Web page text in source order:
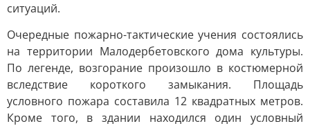
ситуаций.
Очередные пожарно-тактические учения состоялись
на территории Малодербетовского дома культуры.
По легенде, возгорание произошло в костюмерной
вследствие короткого замыкания. Площадь
условного пожара составила 12 квадратных метров.
Кроме того, в здании находился один условный